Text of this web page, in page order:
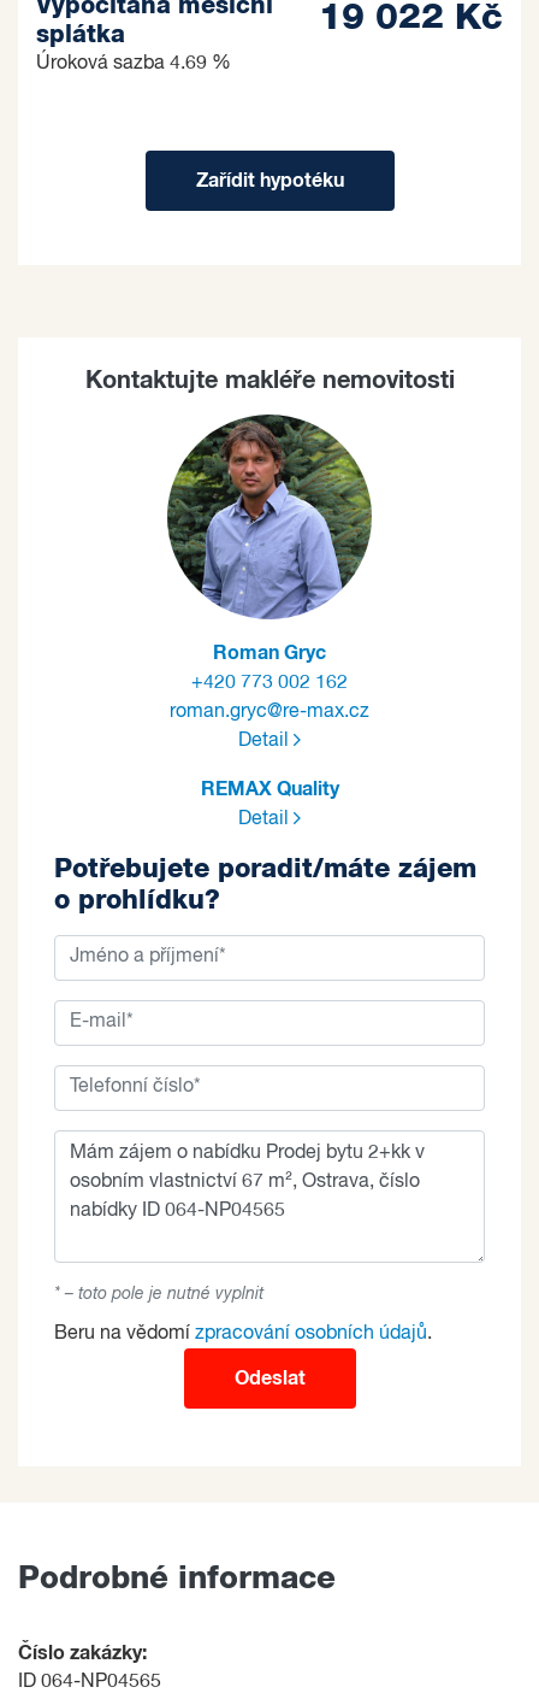
Vypočítaná měsíční
splátka
Úroková sazba 4.69 %
19 022 Kč
Zařídit hypotéku
Kontaktujte makléře nemovitosti
Roman Gryc
+420 773 002 162
roman.gryc@re-max.cz
Detail
REMAX Quality
Detail
Potřebujete poradit/máte zájem
o prohlídku?
* – toto pole je nutné vyplnit
Beru na vědomí zpracování osobních údajů.
Odeslat
Podrobné informace
Číslo zakázky:
ID 064-NP04565